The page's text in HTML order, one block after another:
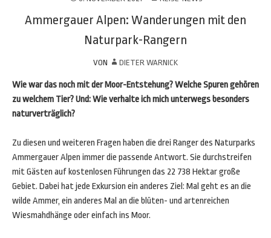
Ammergauer Alpen: Wanderungen mit den
Naturpark-Rangern
VON DIETER WARNICK
Wie war das noch mit der Moor-Entstehung? Welche Spuren gehören
zu welchem Tier? Und: Wie verhalte ich mich unterwegs besonders
naturverträglich?
Zu diesen und weiteren Fragen haben die drei Ranger des Naturparks
Ammergauer Alpen immer die passende Antwort. Sie durchstreifen
mit Gästen auf kostenlosen Führungen das 22 738 Hektar große
Gebiet. Dabei hat jede Exkursion ein anderes Ziel: Mal geht es an die
wilde Ammer, ein anderes Mal an die blüten- und artenreichen
Wiesmahdhänge oder einfach ins Moor.